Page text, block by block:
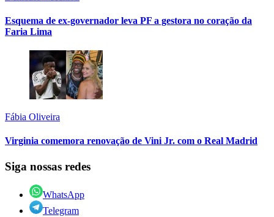
Esquema de ex-governador leva PF a gestora no coração da
Faria Lima
Fábia Oliveira
Virginia comemora renovação de Vini Jr. com o Real Madrid
Siga nossas redes
WhatsApp
Telegram